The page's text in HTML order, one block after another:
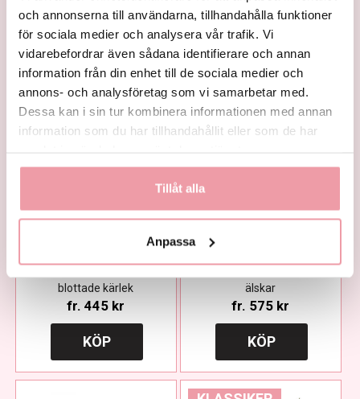
och annonserna till användarna, tillhandahålla funktioner
för sociala medier och analysera vår trafik. Vi
vidarebefordrar även sådana identifierare och annan
information från din enhet till de sociala medier och
annons- och analysföretag som vi samarbetar med.
Dessa kan i sin tur kombinera informationen med annan
information som du har tillhandahållit eller som de har
Tillåt alla
Anpassa
denna bukett
fr.425 kr
KÖP
En varm blomsterbukett
fr.495 kr
KÖP
blottade kärlek
fr. 445 kr
KÖP
älskar
fr. 575 kr
KÖP